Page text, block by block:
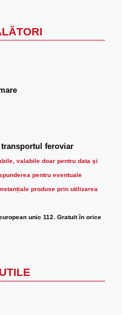
feroviar
valabile doar pentru data şi
pentru eventuale
produse prin utilizarea
unic 112. Gratuit în orice
UTILE